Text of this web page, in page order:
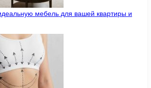
мебель для вашей квартиры и